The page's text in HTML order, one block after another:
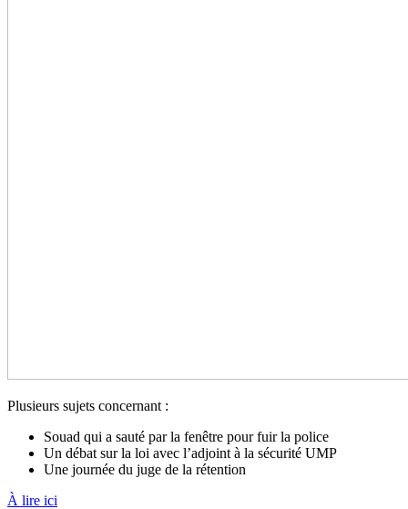
Plusieurs sujets concernant :
Souad qui a sauté par la fenêtre pour fuir la police
Un débat sur la loi avec l’adjoint à la sécurité UMP
Une journée du juge de la rétention
À lire ici